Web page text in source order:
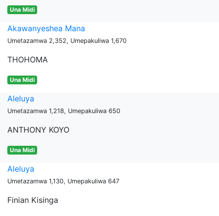
Una Midi
Akawanyeshea Mana
Umetazamwa 2,352, Umepakuliwa 1,670
THOHOMA
Una Midi
Aleluya
Umetazamwa 1,218, Umepakuliwa 650
ANTHONY KOYO
Una Midi
Aleluya
Umetazamwa 1,130, Umepakuliwa 647
Finian Kisinga